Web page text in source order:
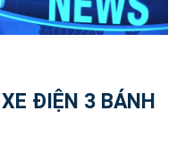
ĐIỆN 3 BÁNH